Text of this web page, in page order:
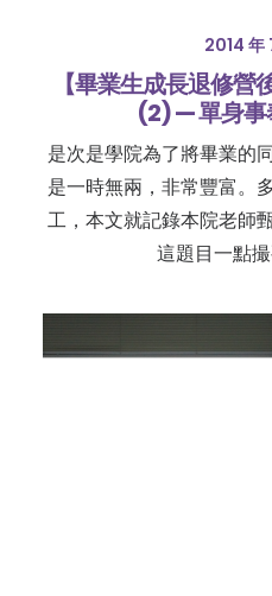
2014 年
【畢業生成長退修
(2) — 單身事
是次是學院為了將畢業的
是一時無兩，非常豐富。
工，本文就記錄本院老師
這題目一點